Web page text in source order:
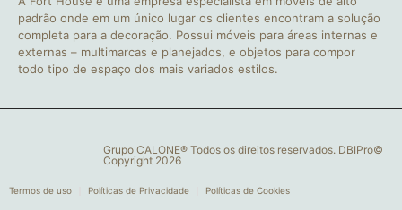
padrão onde em um único lugar os clientes encontram a solução
completa para a decoração. Possui móveis para áreas internas e
externas – multimarcas e planejados, e objetos para compor
todo tipo de espaço dos mais variados estilos.
Grupo CALONE® Todos os direitos reservados. DBIPro©
Copyright 2026
Termos de uso Políticas de Privacidade Políticas de Cookies